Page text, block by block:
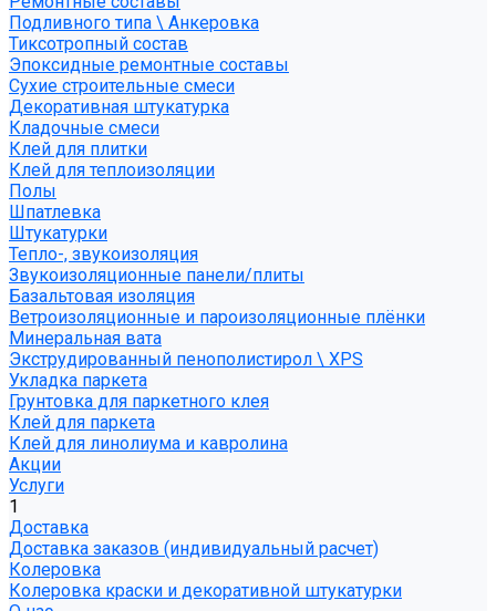
Подливного типа \ Анкеровка
Тиксотропный состав
Эпоксидные ремонтные составы
Сухие строительные смеси
Декоративная штукатурка
Кладочные смеси
Клей для плитки
Клей для теплоизоляции
Полы
Шпатлевка
Штукатурки
Тепло-, звукоизоляция
Звукоизоляционные панели/плиты
Базальтовая изоляция
Ветроизоляционные и пароизоляционные плёнки
Минеральная вата
Экструдированный пенополистирол \ XPS
Укладка паркета
Грунтовка для паркетного клея
Клей для паркета
Клей для линолиума и кавролина
Акции
Услуги
1
Доставка
Доставка заказов (индивидуальный расчет)
Колеровка
Колеровка краски и декоративной штукатурки